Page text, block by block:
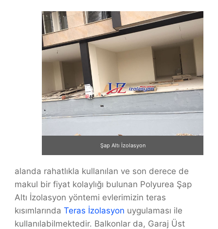
Şap Altı İzolasyon
alanda rahatlıkla kullanılan ve son derece de
makul bir fiyat kolaylığı bulunan Polyurea Şap
Altı İzolasyon yöntemi evlerimizin teras
kısımlarında Teras İzolasyon uygulaması ile
kullanılabilmektedir. Balkonlar da, Garaj Üst